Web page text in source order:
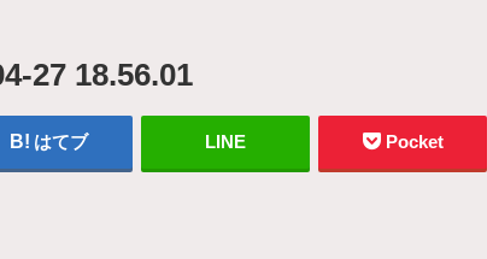
27 18.56.01
はてブ LINE Pocket